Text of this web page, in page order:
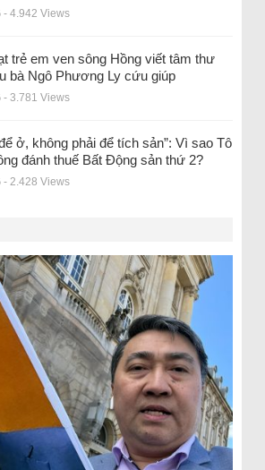
- 4.942 Views
trẻ em ven sông Hồng viết tâm thư
bà Ngô Phương Ly cứu giúp
- 3.781 Views
ở, không phải để tích sản”: Vì sao Tô
đánh thuế Bất Động sản thứ 2?
- 2.428 Views